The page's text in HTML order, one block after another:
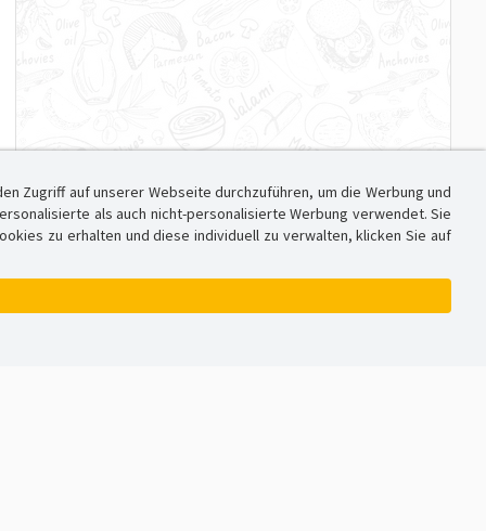
Zugriff auf unserer Webseite durchzuführen, um die Werbung und
als auch nicht-personalisierte Werbung verwendet. Sie
zu erhalten und diese individuell zu verwalten, klicken Sie auf